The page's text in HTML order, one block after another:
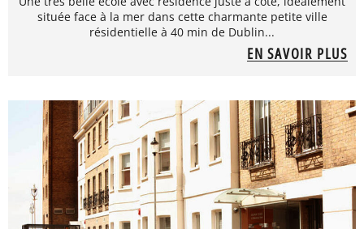
située face à la mer dans cette charmante petite ville
résidentielle à 40 min de Dublin...
EN SAVOIR PLUS